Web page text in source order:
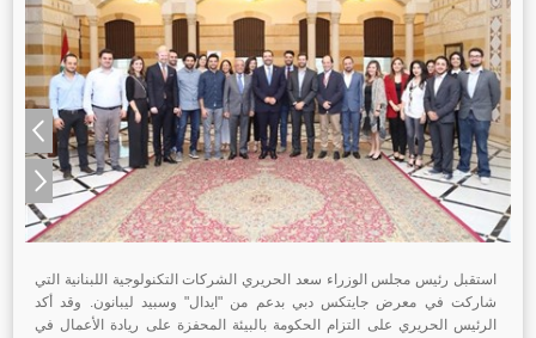
استقبل رئيس مجلس الوزراء سعد الحريري الشركات التكنولوجية اللبنانية التي
شاركت في معرض جايتكس دبي بدعم من "ايدال" وسبيد ليبانون. وقد أكد
الرئيس الحريري على التزام الحكومة بالبيئة المحفزة على ريادة الأعمال في